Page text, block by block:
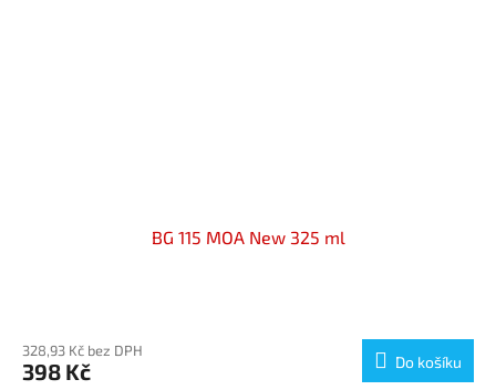
BG 115 MOA New 325 ml
produktu
je
328,93 Kč bez DPH
398 Kč Do košíku